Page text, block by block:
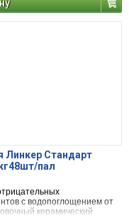
Линкер Стандарт
пал
с водопоглощением от
керамический